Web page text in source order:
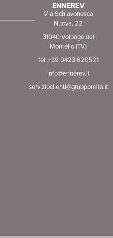
ENNEREV
Via Schiavonesca
Nuova, 22
31040 Volpago del
Montello (TV)
tel. +39 0423 620521
info@ennerev.it
servizioclienti@gruppomita.it